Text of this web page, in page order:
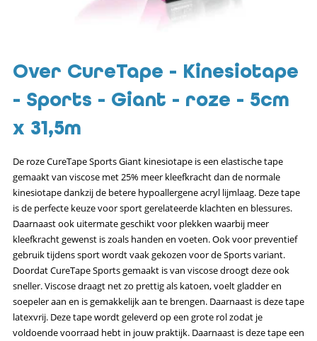
Over CureTape - Kinesiotape
- Sports - Giant - roze - 5cm
x 31,5m
De roze CureTape Sports Giant kinesiotape is een elastische tape
gemaakt van viscose met 25% meer kleefkracht dan de normale
kinesiotape dankzij de betere hypoallergene acryl lijmlaag. Deze tape
is de perfecte keuze voor sport gerelateerde klachten en blessures.
Daarnaast ook uitermate geschikt voor plekken waarbij meer
kleefkracht gewenst is zoals handen en voeten. Ook voor preventief
gebruik tijdens sport wordt vaak gekozen voor de Sports variant.
Doordat CureTape Sports gemaakt is van viscose droogt deze ook
sneller. Viscose draagt net zo prettig als katoen, voelt gladder en
soepeler aan en is gemakkelijk aan te brengen. Daarnaast is deze tape
latexvrij. Deze tape wordt geleverd op een grote rol zodat je
voldoende voorraad hebt in jouw praktijk. Daarnaast is deze tape een